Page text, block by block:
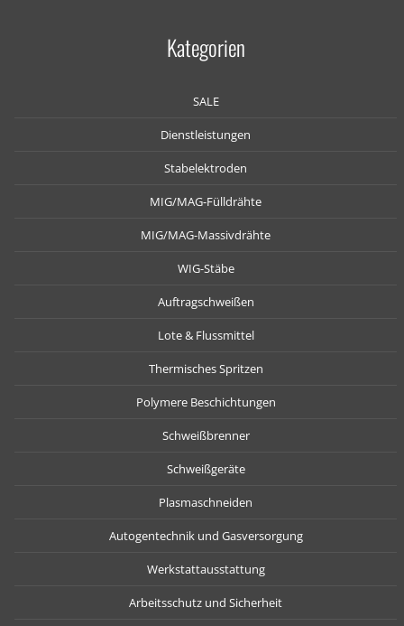
Kategorien
SALE
Dienstleistungen
Stabelektroden
MIG/MAG-Fülldrähte
MIG/MAG-Massivdrähte
WIG-Stäbe
Auftragschweißen
Lote & Flussmittel
Thermisches Spritzen
Polymere Beschichtungen
Schweißbrenner
Schweißgeräte
Plasmaschneiden
Autogentechnik und Gasversorgung
Werkstattausstattung
Arbeitsschutz und Sicherheit